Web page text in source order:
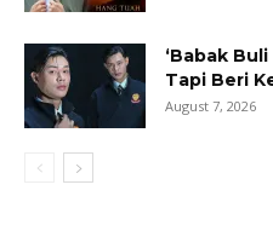
‘Babak
Tapi Beri
August 7, 2026